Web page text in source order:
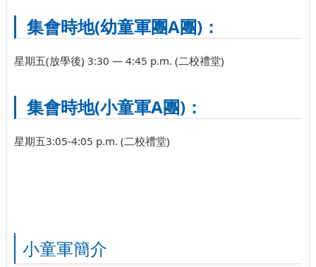
集會時地(幼童軍團A團)：
星期五(放學後) 3:30 — 4:45 p.m. (二校禮堂)
集會時地(小童軍A團)：
星期五3:05-4:05 p.m. (二校禮堂)
小童軍簡介